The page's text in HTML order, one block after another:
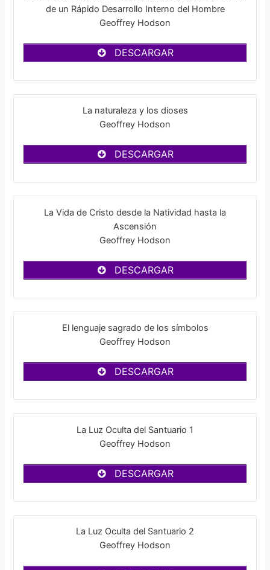
de un Rápido Desarrollo Interno del Hombre
Geoffrey Hodson
DESCARGAR
La naturaleza y los dioses
Geoffrey Hodson
DESCARGAR
La Vida de Cristo desde la Natividad hasta la
Ascensión
Geoffrey Hodson
DESCARGAR
El lenguaje sagrado de los símbolos
Geoffrey Hodson
DESCARGAR
La Luz Oculta del Santuario 1
Geoffrey Hodson
DESCARGAR
La Luz Oculta del Santuario 2
Geoffrey Hodson